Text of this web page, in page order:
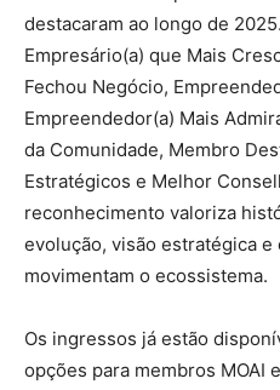
destacaram ao longo de
Empresário(a) que Mais
Fechou Negócio,
Empreendedor(a) Mais
da Comunidade, Membro
Estratégicos e Melhor
reconhecimento valoriza
evolução, visão estratégica
movimentam o ecossistema.
Os ingressos já estão
opções para membros MOAI